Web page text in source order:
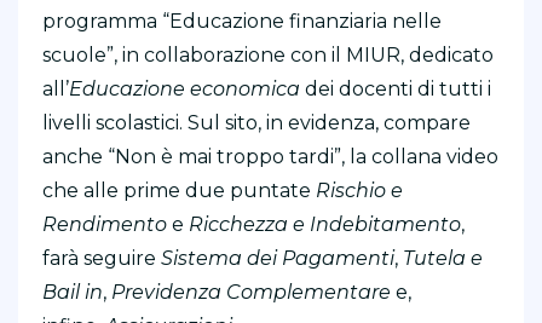
programma “Educazione finanziaria nelle
scuole”, in collaborazione con il MIUR, dedicato
all’Educazione economica dei docenti di tutti i
livelli scolastici. Sul sito, in evidenza, compare
anche “Non è mai troppo tardi”, la collana video
che alle prime due puntate Rischio e
Rendimento e Ricchezza e Indebitamento,
farà seguire Sistema dei Pagamenti, Tutela e
Bail in, Previdenza Complementare e,